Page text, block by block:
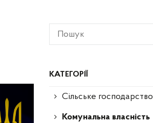
КАТЕГОРІЇ
Сільське господарство
Комунальна власність